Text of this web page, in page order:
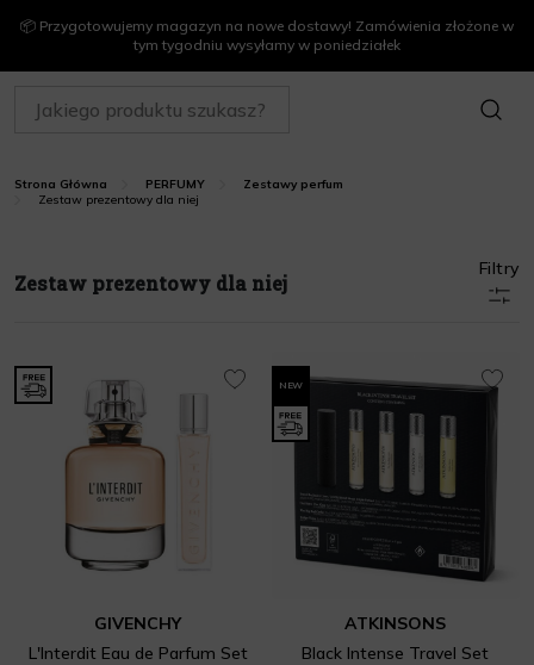
📦 Przygotowujemy magazyn na nowe dostawy! Zamówienia złożone w
tym tygodniu wysyłamy w poniedziałek
SZUKAJ
Strona Główna PERFUMY
Zestawy perfum
Zestaw prezentowy dla niej
Zestaw prezentowy dla niej
Filtry
GIVENCHY
L'Interdit Eau de Parfum Set
NEW
ATKINSONS
Black Intense Travel Set